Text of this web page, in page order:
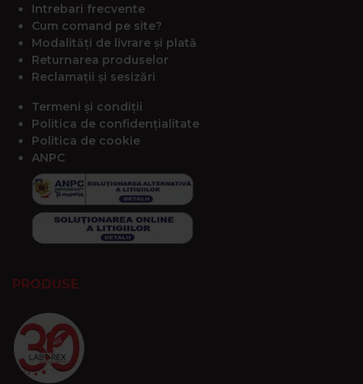
Intrebari frecvente
Cum comand pe site?
Modalități de livrare și plată
Returnarea produselor
Reclamații și sesizări
Termeni și condiții
Politica de confidențialitate
Politica de cookie
ANPC
PRODUSE